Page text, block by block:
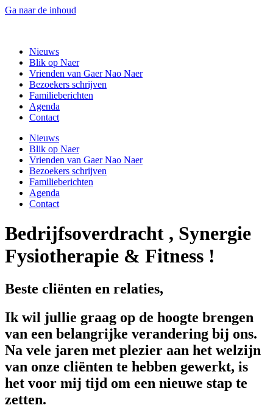
Ga naar de inhoud
Nieuws
Blik op Naer
Vrienden van Gaer Nao Naer
Bezoekers schrijven
Familieberichten
Agenda
Contact
Nieuws
Blik op Naer
Vrienden van Gaer Nao Naer
Bezoekers schrijven
Familieberichten
Agenda
Contact
Bedrijfsoverdracht , Synergie
Fysiotherapie & Fitness !
Beste cliënten en relaties,
Ik wil jullie graag op de hoogte brengen
van een belangrijke verandering bij ons.
Na vele jaren met plezier aan het welzijn
van onze cliënten te hebben gewerkt, is
het voor mij tijd om een nieuwe stap te
zetten.